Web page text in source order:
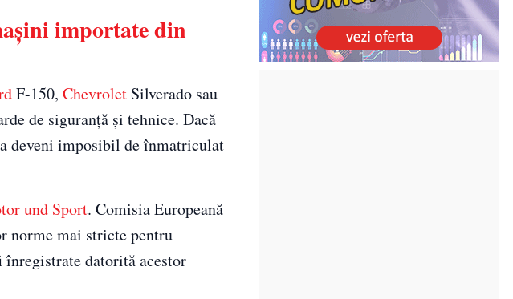
importate din
F-150, Chevrolet Silverado sau
de siguranță și tehnice. Dacă
deveni imposibil de înmatriculat
und Sport. Comisia Europeană
norme mai stricte pentru
datorită acestor